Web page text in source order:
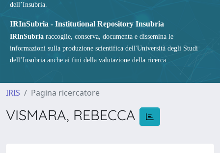
dell’Insubria.
IRInSubria - Institutional Repository Insubria
IRInSubria raccoglie, conserva, documenta e dissemina le
informazioni sulla produzione scientifica dell'Università degli Studi
dell’Insubria anche ai fini della valutazione della ricerca.
IRIS Pagina ricercatore
VISMARA, REBECCA